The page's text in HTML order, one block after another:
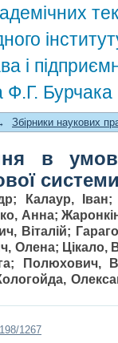
і
Ф.Г.
в
Збірники наукових
в
; Калаур, Іван
Анна;
Віталій;
Олена; Цікало,
;
Полюхович,
1267